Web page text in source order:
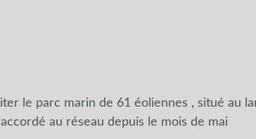
le parc marin de 61 éoliennes , situé au
au réseau depuis le mois de mai